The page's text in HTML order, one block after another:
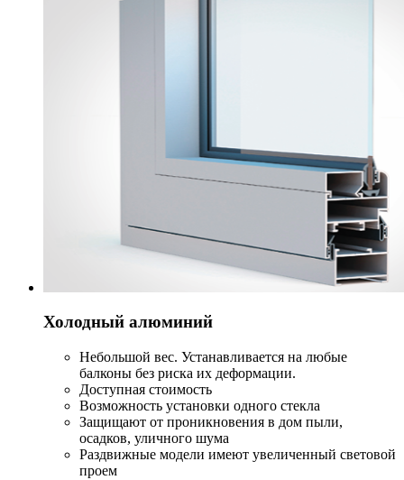
Холодный алюминий
Небольшой вес. Устанавливается на любые
балконы без риска их деформации.
Доступная стоимость
Возможность установки одного стекла
Защищают от проникновения в дом пыли,
осадков, уличного шума
Раздвижные модели имеют увеличенный световой
проем